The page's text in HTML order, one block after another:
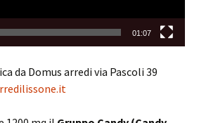
01:07
da Domus arredi via Pascoli 39